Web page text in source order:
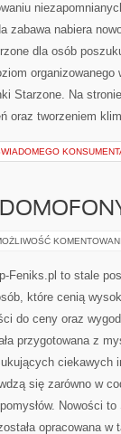
zabawa nabiera
dla osób
organizowanego
Starzone. Na
oraz tworzeniem
Feniks.pl to stale
które cenią
do ceny oraz
przygotowana z
ciekawych
się zarówno w
Nowości
opracowana w